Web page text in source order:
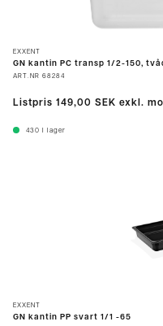
EXXENT
GN kantin PC transp 1/2-150,
ART.NR 68284
Listpris 149,00 SEK exkl.
430 I lager
EXXENT
GN kantin PP svart 1/1 -65